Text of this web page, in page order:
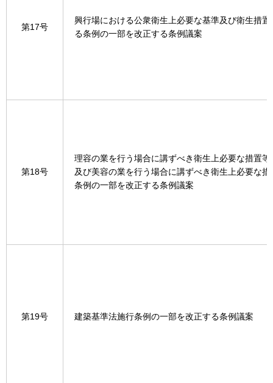
第17号
興行場における公衆衛生上必要な基準及び衛生措
る条例の一部を改正する条例議案
第18号
理容の業を行う場合に講ずべき衛生上必要な措置
及び美容の業を行う場合に講ずべき衛生上必要な
条例の一部を改正する条例議案
第19号 建築基準法施行条例の一部を改正する条例議案